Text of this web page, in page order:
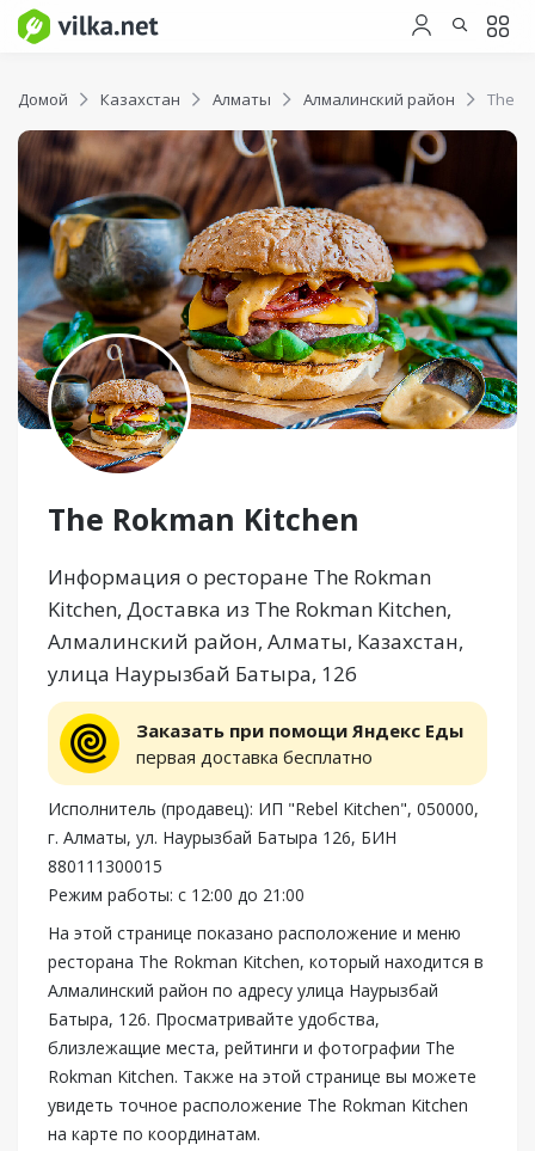
Домой Казахстан Алматы Алмалинский район The
The Rokman Kitchen
Информация о ресторане The Rokman
Kitchen, Доставка из The Rokman Kitchen,
Алмалинский район, Алматы, Казахстан,
улица Наурызбай Батыра, 126
Заказать при помощи Яндекс Еды
первая доставка бесплатно
Исполнитель (продавец): ИП "Rebel Kitchen", 050000,
г. Алматы, ул. Наурызбай Батыра 126, БИН
880111300015
Режим работы: с 12:00 до 21:00
На этой странице показано расположение и меню
ресторана The Rokman Kitchen, который находится в
Алмалинский район по адресу улица Наурызбай
Батыра, 126. Просматривайте удобства,
близлежащие места, рейтинги и фотографии The
Rokman Kitchen. Также на этой странице вы можете
увидеть точное расположение The Rokman Kitchen
на карте по координатам.